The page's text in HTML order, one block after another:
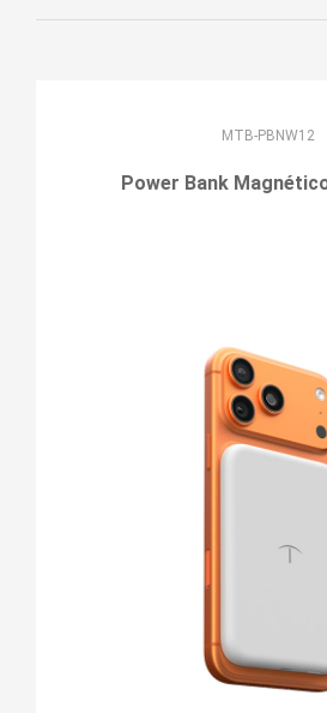
MTB-PBNW12
Power Bank